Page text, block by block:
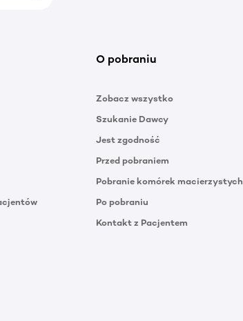
O pobraniu
Zobacz wszystko
Szukanie Dawcy
Jest zgodność
Przed pobraniem
Pobranie komórek macierzystych
Po pobraniu
Kontakt z Pacjentem